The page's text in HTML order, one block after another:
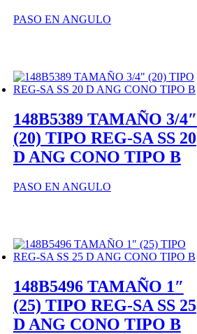
PASO EN ANGULO
148B5389 TAMAÑO 3/4″
(20) TIPO REG-SA SS 20
D ANG CONO TIPO B
PASO EN ANGULO
148B5496 TAMAÑO 1″
(25) TIPO REG-SA SS 25
D ANG CONO TIPO B